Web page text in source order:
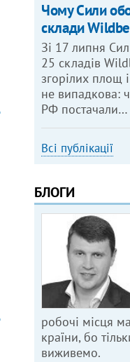
Чому Сили
склади
Зі 17 липня
25 складів
згорілих площ
не випадкова:
РФ постачали…
Всі публікації
БЛОГИ
робочі місця
країни, бо
виживемо.